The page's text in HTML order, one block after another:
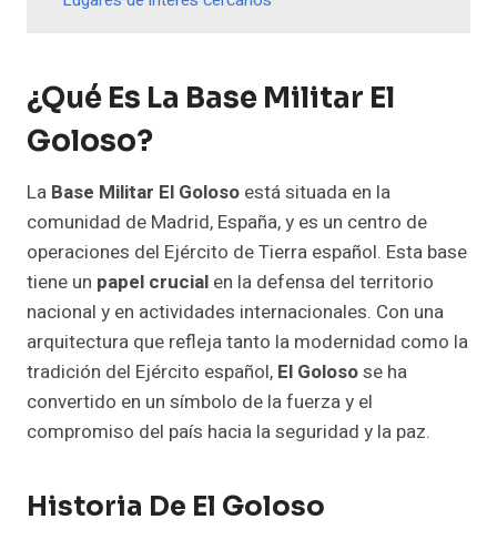
¿Qué Es La Base Militar El
Goloso?
La Base Militar El Goloso está situada en la
comunidad de Madrid, España, y es un centro de
operaciones del Ejército de Tierra español. Esta base
tiene un papel crucial en la defensa del territorio
nacional y en actividades internacionales. Con una
arquitectura que refleja tanto la modernidad como la
tradición del Ejército español, El Golosose ha
convertido en un símbolo de la fuerza y el
compromiso del país hacia la seguridad y la paz.
Historia De El Goloso